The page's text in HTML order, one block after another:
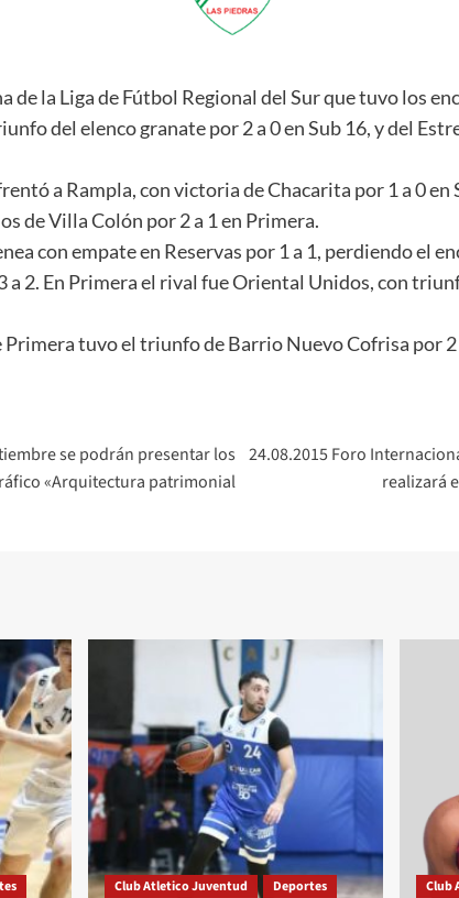
de la Liga de Fútbol Regional del Sur que tuvo los
del elenco granate por 2 a 0 en Sub 16, y del
a Rampla, con victoria de Chacarita por 1 a 0 en
de Villa Colón por 2 a 1 en Primera.
con empate en Reservas por 1 a 1, perdiendo el
a 2. En Primera el rival fue Oriental Unidos, con
tuvo el triunfo de Barrio Nuevo Cofrisa por
se podrán presentar los
«Arquitectura patrimonial
24.08.2015 Foro
realizará
Club Atletico Juventud Deportes Club